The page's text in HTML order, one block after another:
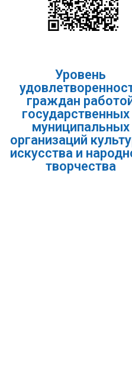
Уровень
граждан
государственных
муниципальных
организаций
искусства и
творчества